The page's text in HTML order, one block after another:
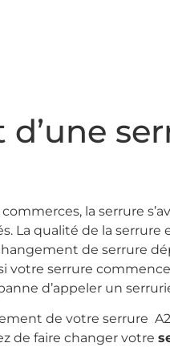
la serrure
La qualité de la
de serrure
serrure
d’appeler un
de votre serrure
de faire changer votre